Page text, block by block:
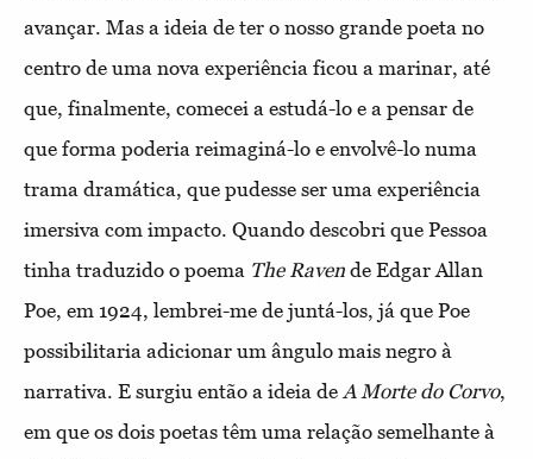
avançar. Mas a ideia de ter o nosso grande poeta no
centro de uma nova experiência ficou a marinar, até
que, finalmente, comecei a estudá-lo e a pensar de
que forma poderia reimaginá-lo e envolvê-lo numa
trama dramática, que pudesse ser uma experiência
imersiva com impacto. Quando descobri que Pessoa
tinha traduzido o poema The Raven de Edgar Allan
Poe, em 1924, lembrei-me de juntá-los, já que Poe
possibilitaria adicionar um ângulo mais negro à
narrativa. E surgiu então a ideia deA Morte do Corvo,
em que os dois poetas têm uma relação semelhante à